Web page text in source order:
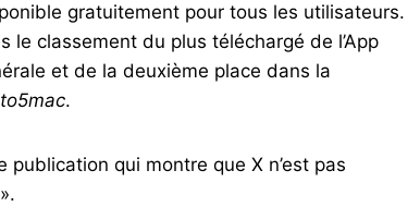
gratuitement pour tous les utilisateurs.
le classement du plus téléchargé de l’App
et de la deuxième place dans la
.
qui montre que X n’est pas